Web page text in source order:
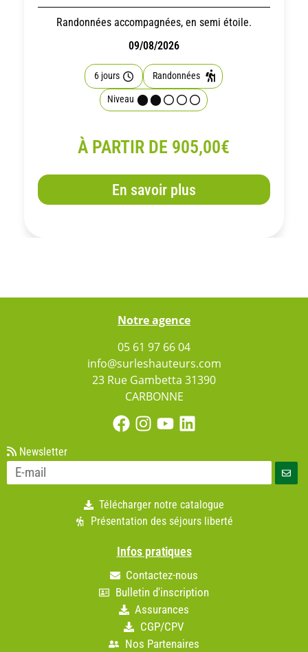
BARDENAS
Randonnées accompagnées, en semi étoile.
09/08/2026
6 jours
Randonnées
Niveau
À PARTIR DE 905,00€
En savoir plus
Notre agence
05 61 97 66 04
info@surleshauteurs.com
23 Rue Gambetta 31390
CARBONNE
Newsletter
Télécharger notre catalogue
Présentation des séjours liberté
Infos pratiques
Contactez-nous
Bulletin d'inscription
Assurances
CGP/CPV
Nos Partenaires